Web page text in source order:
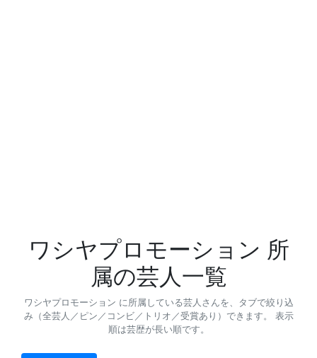
ワシヤプロモーション 所
属の芸人一覧
ワシヤプロモーション に所属している芸人さんを、タブで絞り込
み（全芸人／ピン／コンビ／トリオ／受賞あり）できます。 表示
順は芸歴が長い順です。